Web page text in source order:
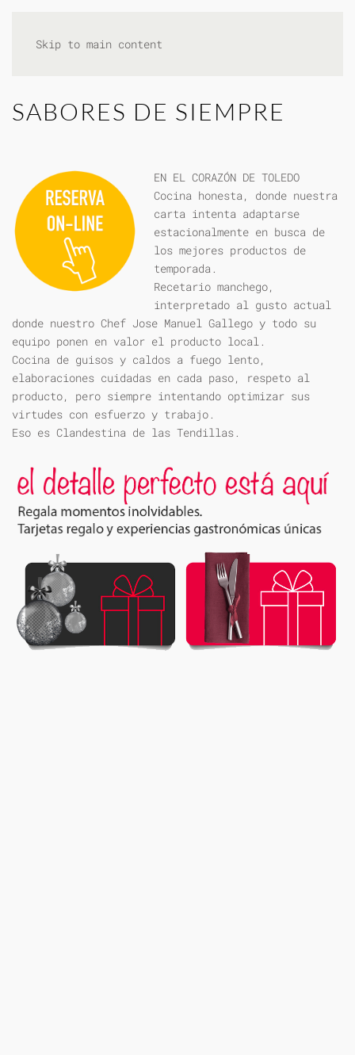
Skip to main content
SABORES DE SIEMPRE
EN EL CORAZÓN DE TOLEDO
Cocina honesta, donde nuestra
carta intenta adaptarse
estacionalmente en busca de
los mejores productos de
temporada.
Recetario manchego,
interpretado al gusto actual
donde nuestro Chef Jose Manuel Gallego y todo su
equipo ponen en valor el producto local.
Cocina de guisos y caldos a fuego lento,
elaboraciones cuidadas en cada paso, respeto al
producto, pero siempre intentando optimizar sus
virtudes con esfuerzo y trabajo.
Eso es Clandestina de las Tendillas.